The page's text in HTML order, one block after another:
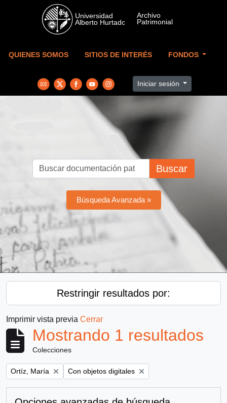
Skip to main content
QUIENES SOMOS SITIOS DE INTERÉS FONDOS
Iniciar sesión
Buscar
Búsqueda Avanzada »
Restringir resultados por:
Imprimir vista previa Cerrar
Mostrando 1 resultados
Colecciones
Remove filter:
Ortíz, María Remove filter:
Con objetos digitales